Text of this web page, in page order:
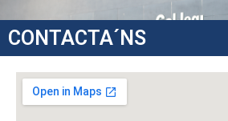
CONTACTA´NS